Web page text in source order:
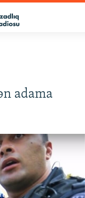
adama